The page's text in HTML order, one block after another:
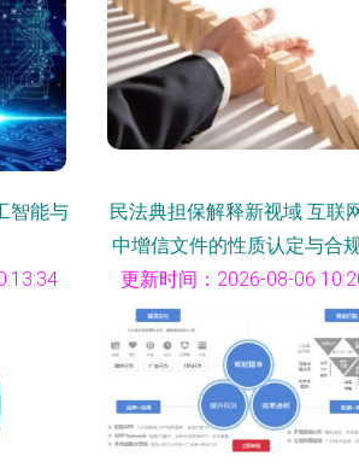
智能与
民法典担保解释新视域 互联
中增信文件的性质认定与合
更新时间：2026-08-06